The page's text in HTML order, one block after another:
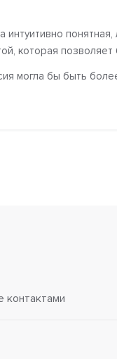
которая
могла бы быть
контактами